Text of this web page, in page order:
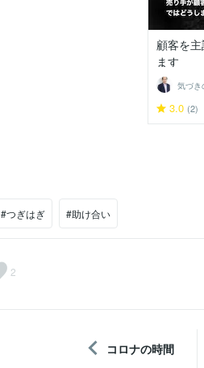
顧客を
ます
気づき
3.0 (2)
#つぎはぎ #助け合い
2
コロナの時間